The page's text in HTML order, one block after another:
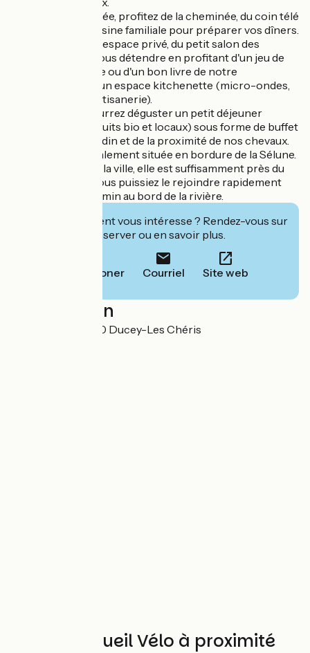
Au rez-de-chaussée, profitez de la cheminée, du coin télé
et de la grande cuisine familiale pour préparer vos dîners.
À l'étage, de votre espace privé, du petit salon des
voyageurs pour vous détendre en profitant d'un jeu de
société, d'un vinyle ou d'un bon livre de notre
bibliothèque et d'un espace kitchenette (micro-ondes,
bouilloire, frigo et tisanerie).
Le matin, vous pourrez déguster un petit déjeuner
continental (produits bio et locaux) sous forme de buffet
en profitant du jardin et de la proximité de nos chevaux.
La maison est idéalement située en bordure de la Sélune.
Loin des bruits de la ville, elle est suffisamment près du
bourg pour que vous puissiez le rejoindre rapidement
grâce au petit chemin au bord de la rivière.
Cet établissement vous intéresse ? Rendez-vous sur
leur site pour réserver ou en savoir plus.
Téléphoner Courriel Site web
Localisation
6 La Rivière 50220 Ducey-Les Chéris
Autres Accueil Vélo à proximité